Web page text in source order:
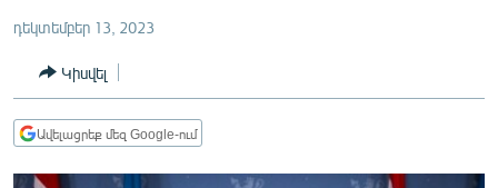
ՀԱՍԱՐԱԿՈՒԹՅՈՒՆ
ՏՆՏԵՍՈՒԹՅՈՒՆ
ՂԱՐԱԲԱՂ
դեկտեմբեր 13, 2023
Կիսվել
Ավելացրեք մեզ Google-ում